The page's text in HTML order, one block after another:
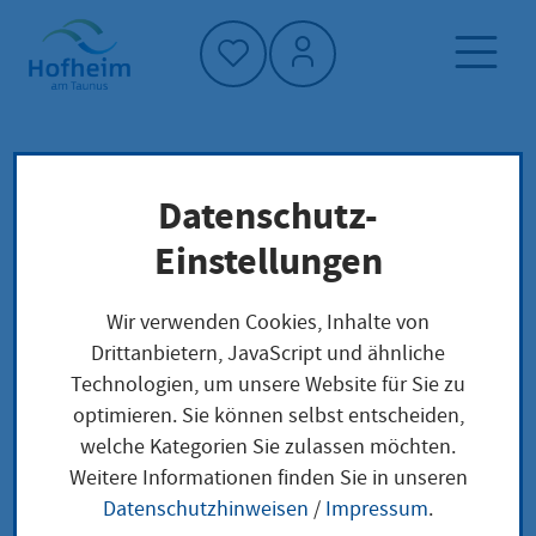
Startseite"
Neuigkeiten und Ausschreibungen
Außenstelle Wallau: Kein Bürgerkoffertermin
am 21. Oktober 2025
Außenstelle Wallau:
Datenschutz-
Einstellungen
Wir verwenden Cookies, Inhalte von
Drittanbietern, JavaScript und ähnliche
Technologien, um unsere Website für Sie zu
optimieren. Sie können selbst entscheiden,
welche Kategorien Sie zulassen möchten.
Weitere Informationen finden Sie in unseren
Datenschutzhinweisen / Impressum.